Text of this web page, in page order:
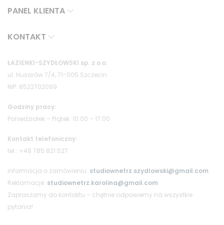
PANEL KLIENTA
KONTAKT
ŁAZIENKI-SZYDŁOWSKI sp. z o.o.
ul. Husarów 7/4, 71-005 Szczecin
NIP: 8522702099
Godziny pracy:
Poniedziałek – Piątek: 10:00 – 17:00
Kontakt telefoniczny:
tel.: +48 785 821 527
informacja o zamówieniu: studiownetrz.szydlowski@gmail.com
Reklamacje: studiownetrz.karolina@gmail.com
Zapraszamy do kontaktu – chętnie odpowiemy na wszystkie
pytania!